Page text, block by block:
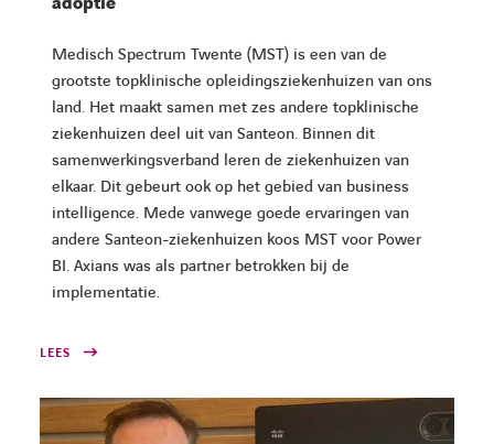
Medisch Spectrum Twente (MST) is een van de
grootste topklinische opleidingsziekenhuizen van ons
land. Het maakt samen met zes andere topklinische
ziekenhuizen deel uit van Santeon. Binnen dit
samenwerkingsverband leren de ziekenhuizen van
elkaar. Dit gebeurt ook op het gebied van business
intelligence. Mede vanwege goede ervaringen van
andere Santeon-ziekenhuizen koos MST voor Power
BI. Axians was als partner betrokken bij de
implementatie.
LEES